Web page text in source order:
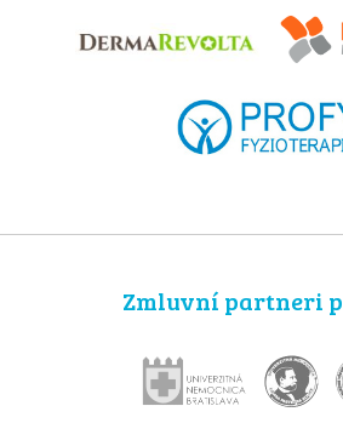
Zmluvní partneri